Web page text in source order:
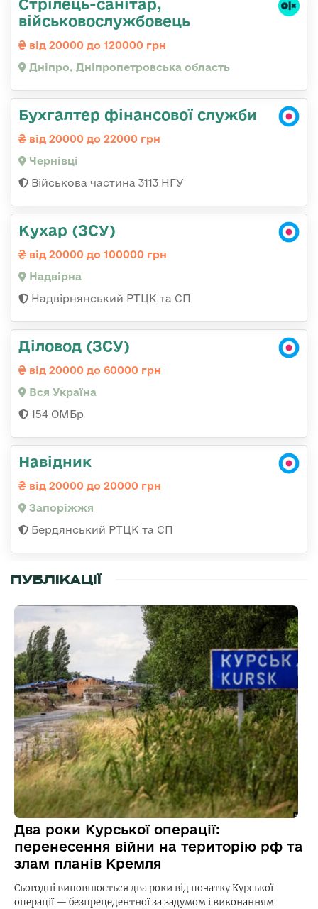
Стрілець-санітар,
військовослужбовець
від 20000 до 120000 грн
Дніпро, Дніпропетровська область
Бухгалтер фінансової служби
від 20000 до 22000 грн
Чернівці
Військова частина 3113 НГУ
Кухар (ЗСУ)
від 20000 до 100000 грн
Надвірна
Надвірнянський РТЦК та СП
Діловод (ЗСУ)
від 20000 до 60000 грн
Вся Україна
154 ОМБр
Навідник
від 20000 до 20000 грн
Запоріжжя
Бердянський РТЦК та СП
ПУБЛІКАЦІЇ
Два роки Курської операції:
перенесення війни на територію рф та
злам планів Кремля
Сьогодні виповнюється два роки від початку Курської
операції — безпрецедентної за задумом і виконанням